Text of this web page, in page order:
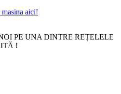
PE UNA DINTRE REȚELELE
!